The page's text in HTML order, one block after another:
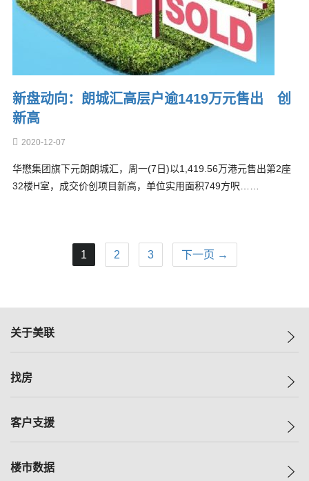
新盘动向：朗城汇高层户逾1419万元售出 创
新高
2020-12-07
华懋集团旗下元朗朗城汇，周一(7日)以1,419.56万港元售出第2座
32楼H室，成交价创项目新高，单位实用面积749方呎……
1 2 3 下一页 →
关于美联
美联集团
人才招募
找房
一手新房
减价
客户支援
自助放盘
楼市数据